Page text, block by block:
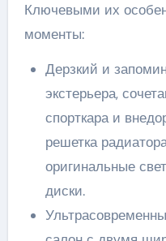
Ключевыми их
моменты:
Дерзкий и
экстерьера,
спорткара и
решетка
оригинальные
диски.